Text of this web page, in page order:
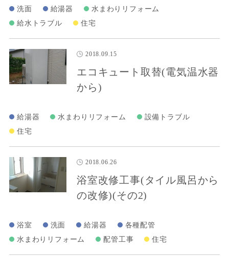
洗面 給湯器
水まわりリフォーム
給水トラブル
住宅
2018.09.15
エコキュート取替(電気温水器
から)
給湯器 水まわりリフォーム
設備トラブル
住宅
2018.06.26
浴室改修工事(タイル風呂から
の改修)(その2)
浴室 洗面 給湯器
各種配管
水まわりリフォーム
配管工事 住宅